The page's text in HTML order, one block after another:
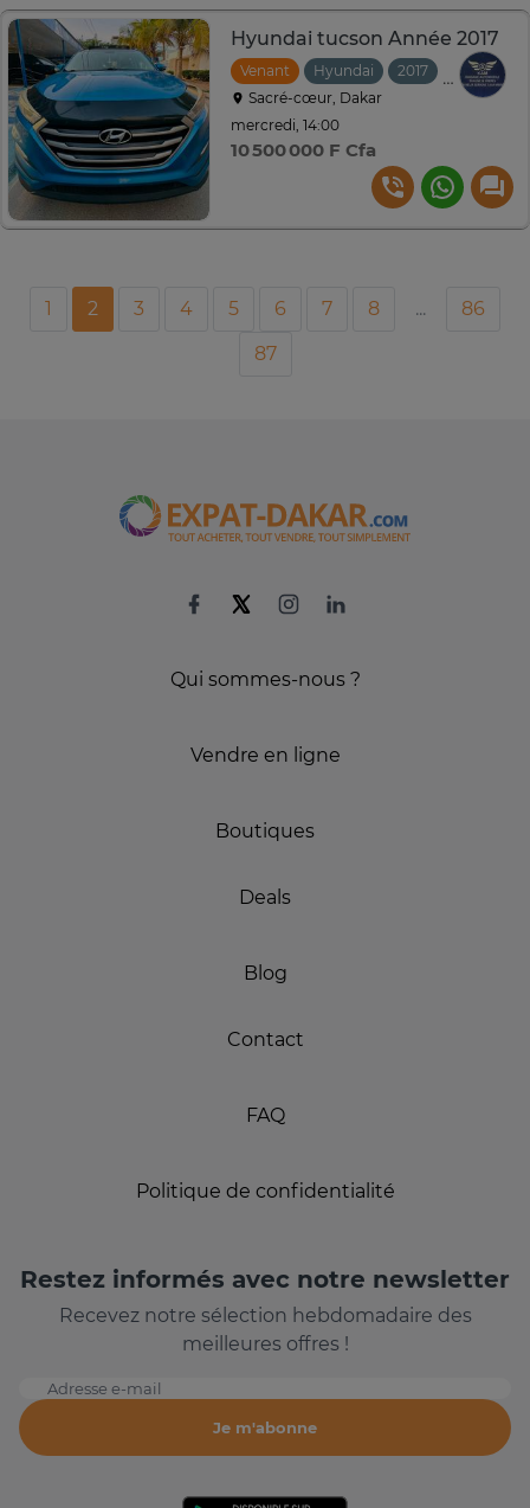
Hyundai tucson Année 2017
Venant Hyundai 2017
Sacré-cœur, Dakar
mercredi, 14:00
10 500 000 F Cfa
1 2 3 4 5 6 7 8 ...
86
87
Qui sommes-nous ?
Vendre en ligne
Boutiques
Deals
Blog
Contact
FAQ
Politique de confidentialité
Restez informés avec notre newsletter
Recevez notre sélection hebdomadaire des
meilleures offres !
Adresse e-mail
Je m'abonne